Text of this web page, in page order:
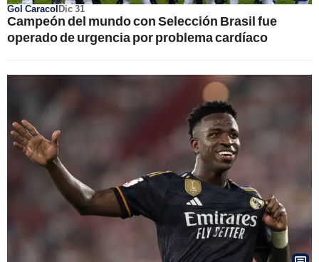
Gol CaracolDic 31
Campeón del mundo con Selección Brasil fue
operado de urgencia por problema cardíaco